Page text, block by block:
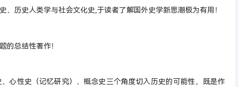
历史人类学与社会文化史,于读者了解国外史学新思潮极为有用！
的总结性著作！
心性史（记忆研究）、概念史三个角度切入历史的可能性，既是作